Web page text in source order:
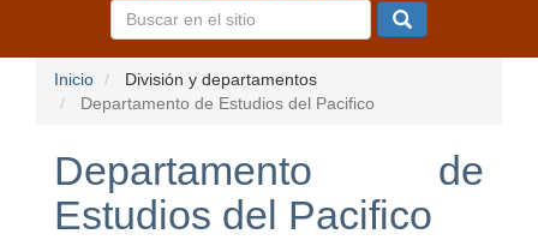
Inicio
División y departamentos
Departamento de Estudios del Pacifico
Departamento de
Estudios del Pacifico